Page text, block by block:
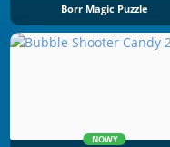
Borr Magic Puzzle
NOWY